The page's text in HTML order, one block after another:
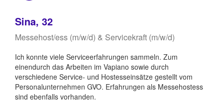
Sina, 32
Messehost/ess (m/w/d) & Servicekraft (m/w/d)
Ich konnte viele Serviceerfahrungen sammeln. Zum
einendurch das Arbeiten im Vapiano sowie durch
verschiedene Service- und Hostesseinsätze gestellt vom
Personalunternehmen GVO. Erfahrungen als Messehostess
sind ebenfalls vorhanden.